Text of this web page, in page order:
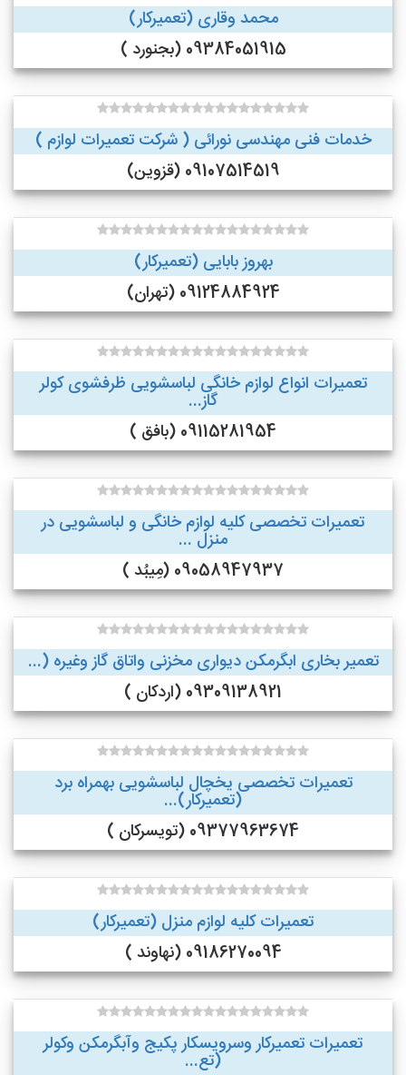
محمد وقاری (تعمیرکار)
09384051915 (بجنورد )
خدمات فنی مهندسی نورائی ( شرکت تعمیرات لوازم )
09107514519 (قزوین)
بهروز بابایی (تعمیرکار)
09124884924 (تهران)
تعمیرات انواع لوازم خانگی لباسشویی ظرفشوی کولر
گاز...
09115281954 (بافق )
تعمیرات تخصصی کلیه لوازم خانگی و لباسشویی در
منزل ...
09058947937 (مِیبُد )
تعمیر بخاری ابگرمکن دیواری مخزنی واتاق گاز وغیره (...
09309138921 (اردکان )
تعمیرات تخصصی یخچال لباسشویی بهمراه برد
(تعمیرکار)...
09377963674 (تویسرکان )
تعمیرات کلیه لوازم منزل (تعمیرکار)
09186270094 (نهاوند )
تعمیرات تعمیرکار وسرویسکار پکیج وآبگرمکن وکولر
(تع...